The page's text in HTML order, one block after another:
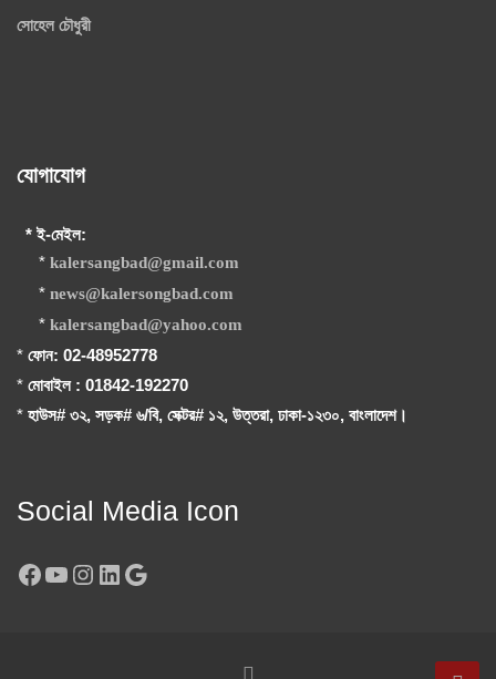
সোহেল চৌধুরী
যোগাযোগ
* ই-মেইল:
* kalersangbad@gmail.com
* news@kalersongbad.com
* kalersangbad@yahoo.com
* ফোন: 02-48952778
* মোবাইল : 01842-192270
* হাউস# ৩২, সড়ক# ৬/বি, সেক্টর# ১২, উত্তরা, ঢাকা-১২৩০, বাংলাদেশ।
Social Media Icon
Facebook
YouTube
Instagram
LinkedIn
Google